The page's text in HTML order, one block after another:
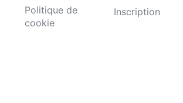
Politique de
cookie
Inscription